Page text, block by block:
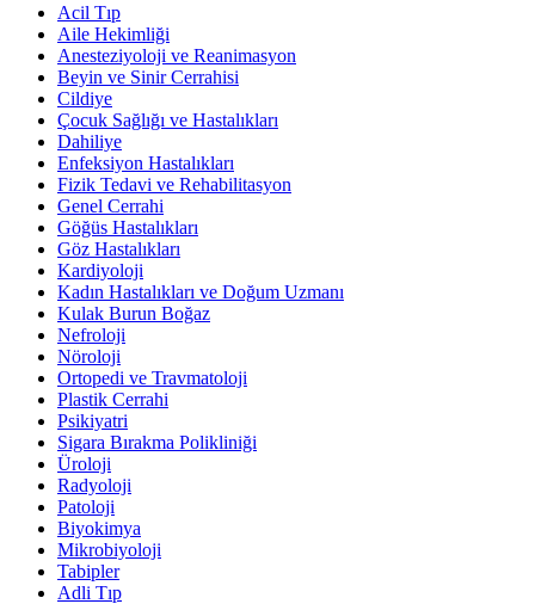
Acil Tıp
Aile Hekimliği
Anesteziyoloji ve Reanimasyon
Beyin ve Sinir Cerrahisi
Cildiye
Çocuk Sağlığı ve Hastalıkları
Dahiliye
Enfeksiyon Hastalıkları
Fizik Tedavi ve Rehabilitasyon
Genel Cerrahi
Göğüs Hastalıkları
Göz Hastalıkları
Kardiyoloji
Kadın Hastalıkları ve Doğum Uzmanı
Kulak Burun Boğaz
Nefroloji
Nöroloji
Ortopedi ve Travmatoloji
Plastik Cerrahi
Psikiyatri
Sigara Bırakma Polikliniği
Üroloji
Radyoloji
Patoloji
Biyokimya
Mikrobiyoloji
Tabipler
Adli Tıp